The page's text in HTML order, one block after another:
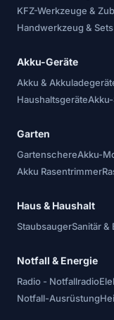
KFZ-Werkzeuge &
Handwerkzeug & Sets
Akku-Geräte
Akku &
Haushaltsgeräte
Garten
GartenschereAkku-
Akku Rasentrimmer
Haus & Haushalt
StaubsaugerSanitär &
Notfall & Energie
Radio - Notfallradio
Notfall-Ausrüstung